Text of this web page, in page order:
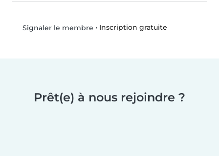
Signaler le membre • Inscription gratuite
Prêt(e) à nous rejoindre ?